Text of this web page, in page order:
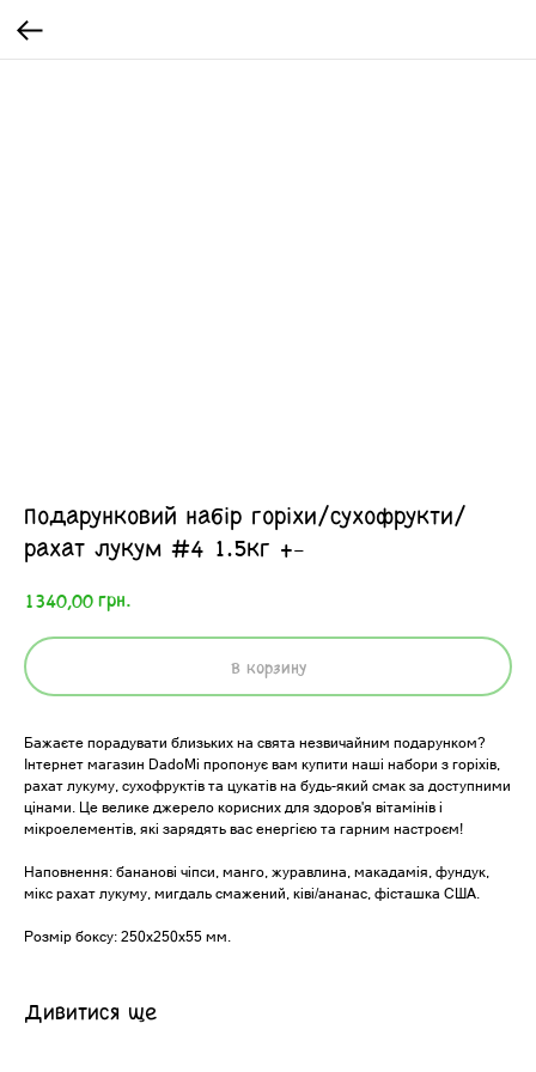
Подарунковий набір горіхи/сухофрукти/
рахат лукум #4 1.5кг +-
1340,00грн.
В корзину
Бажаєте порадувати близьких на свята незвичайним подарунком?
Інтернет магазин DadoMi пропонує вам купити наші набори з горіхів,
рахат лукуму, сухофруктів та цукатів на будь-який смак за доступними
цінами. Це велике джерело корисних для здоров'я вітамінів і
мікроелементів, які зарядять вас енергією та гарним настроєм!
Наповнення: бананові чіпси, манго, журавлина, макадамія, фундук,
мікс рахат лукуму, мигдаль смажений, ківі/ананас, фісташка США.
Розмір боксу: 250х250х55 мм.
Дивитися ще